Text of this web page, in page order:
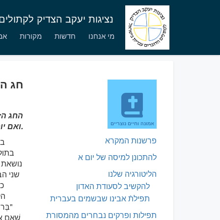
נציגות יעקב הצדיק
מי אנחנו חדשות מקורות
אמונה וחיים נוצריים
פרשנות המקרא
להתכונן למיסה של יום א
הליטורגיה שלנו
להקשיב לסעודת האדון
תפילתֿ אבינו שבשמים בעברית
תפילות ופרקים נבחרים מהמסורת
חג
החג
ואם יוחנן המטביל. החג בא בתום חודש מרים.
שני
שֶׁאֵם